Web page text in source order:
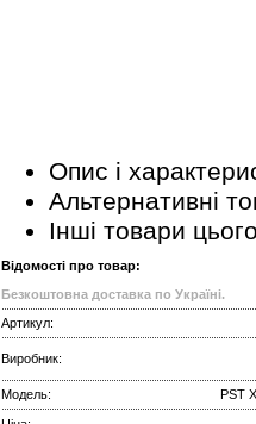
Опис і
Альтернативні
Інші товари
Відомості про товар:
Безкоштовна доставка по Україні.
Артикул:
Виробник:
Модель: PST